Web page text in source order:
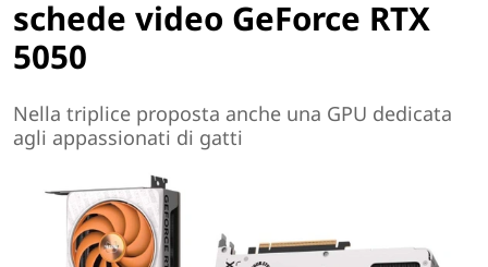
schede video GeForce RTX
5050
Nella triplice proposta anche una GPU dedicata
agli appassionati di gatti